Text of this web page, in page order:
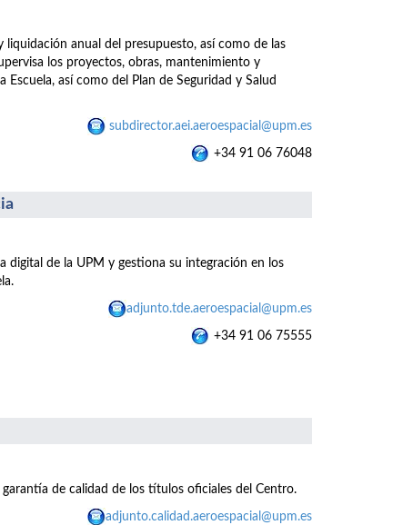
liquidación anual del presupuesto, así como de las
los proyectos, obras, mantenimiento y
así como del Plan de Seguridad y Salud
subdirector.aei.aeroespacial@upm.es
+34 91 06 76048
digital de la UPM y gestiona su integración en los
adjunto.tde.aeroespacial@upm.es
+34 91 06 75555
de calidad de los títulos oficiales del Centro.
adjunto.calidad.aeroespacial@upm.es